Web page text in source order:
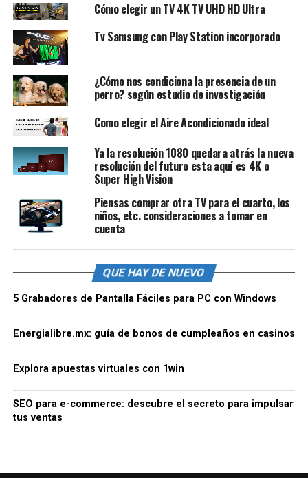
Cómo elegir un TV 4K TV UHD HD Ultra
Tv Samsung con Play Station incorporado
¿Cómo nos condiciona la presencia de un
perro? según estudio de investigación
Como elegir el Aire Acondicionado ideal
Ya la resolución 1080 quedara atrás la nueva
resolución del futuro esta aquí es 4K o
Super High Vision
Piensas comprar otra TV para el cuarto, los
niños, etc. consideraciones a tomar en
cuenta
QUE HAY DE NUEVO
5 Grabadores de Pantalla Fáciles para PC con Windows
Energialibre.mx: guía de bonos de cumpleaños en casinos
Explora apuestas virtuales con 1win
SEO para e-commerce: descubre el secreto para impulsar
tus ventas